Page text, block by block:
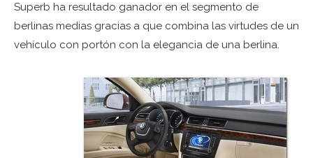
Superb ha resultado ganador en el segmento de
berlinas medias gracias a que combina las virtudes de un
vehículo con portón con la elegancia de una berlina.